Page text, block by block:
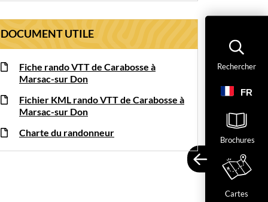
DOCUMENT UTILE
Fiche rando VTT de Carabosse à
Marsac-sur Don
Fichier KML rando VTT de Carabosse à
Marsac-sur Don
Charte du randonneur
Rechercher
FR
Brochures
En
Cartes